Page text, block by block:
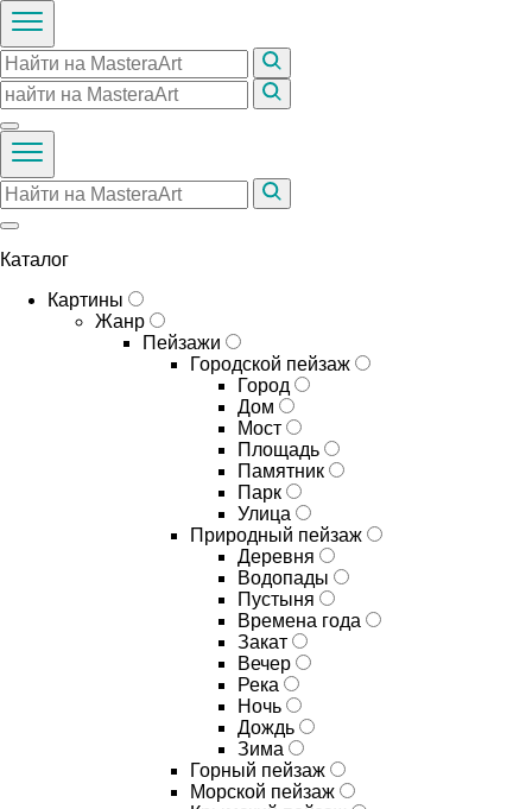
Каталог
Картины
Жанр
Пейзажи
Городской пейзаж
Город
Дом
Мост
Площадь
Памятник
Парк
Улица
Природный пейзаж
Деревня
Водопады
Пустыня
Времена года
Закат
Вечер
Река
Ночь
Дождь
Зима
Горный пейзаж
Морской пейзаж